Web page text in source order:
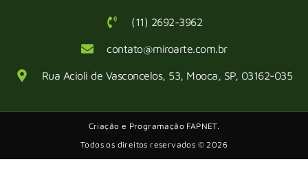
(11) 2692-3962
contato@miroarte.com.br
Rua Acioli de Vasconcelos, 53, Mooca, SP, 03162-035
Criação e Programação FAPNET.
Todos os direitos reservados © 2026